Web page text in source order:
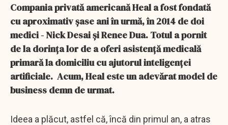
Compania privată americană Heal a fost fondată
cu aproximativ șase ani în urmă, în 2014 de doi
medici - Nick Desai și Renee Dua. Totul a pornit
de la dorința lor de a oferi asistență medicală
primară la domiciliu cu ajutorul inteligenței
artificiale. Acum, Heal este un adevărat model de
business demn de urmat.
Ideea a plăcut, astfel că, încă din primul an, a atras